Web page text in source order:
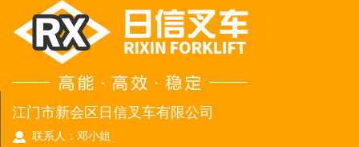
江门市新会区日信叉车有限公司
联系人：邓小姐